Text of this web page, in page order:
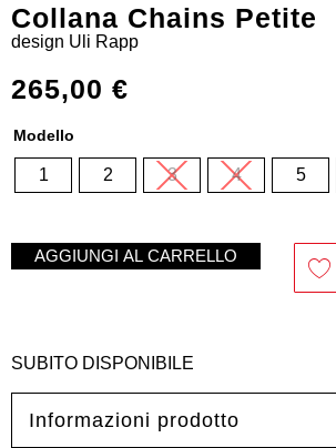
Collana Chains Petite
design Uli Rapp
265,00 €
Modello
1 2 3 4 5
AGGIUNGI AL CARRELLO
SUBITO DISPONIBILE
Informazioni prodotto